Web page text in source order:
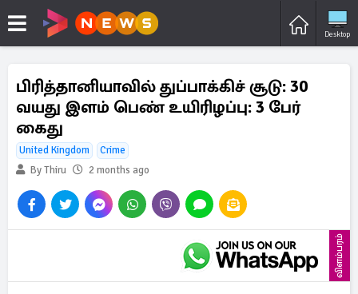
Desktop
பிரித்தானியாவில் துப்பாக்கிச் சூடு: 30
வயது இளம் பெண் உயிரிழப்பு: 3 பேர்
கைது
United Kingdom
Crime
By Thiru
2 months ago
விளம்பரம்